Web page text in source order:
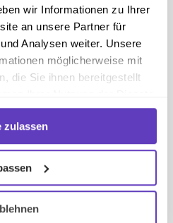
wir Informationen zu Ihrer
an unsere Partner für
Analysen weiter. Unsere
möglicherweise mit
die Sie ihnen bereitgestellt
zulassen
meinem Diabetes-
mich geeignet?
dem Herzen oder
unsere Hilfe?